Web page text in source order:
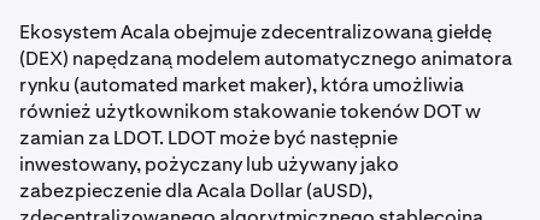
Ekosystem Acala obejmuje zdecentralizowaną giełdę
(DEX) napędzaną modelem automatycznego animatora
rynku (automated market maker), która umożliwia
również użytkownikom stakowanie tokenów DOT w
zamian za LDOT. LDOT może być następnie
inwestowany, pożyczany lub używany jako
zabezpieczenie dla Acala Dollar (aUSD),